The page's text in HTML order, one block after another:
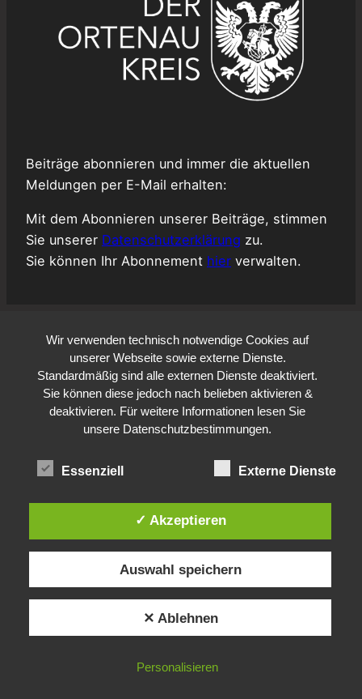
Beiträge abonnieren und immer die aktuellen
Meldungen per E-Mail erhalten:
Mit dem Abonnieren unserer Beiträge, stimmen
Sie unserer Datenschutzerklärung zu.
Sie können Ihr Abonnement hier verwalten.
Wir verwenden technisch notwendige Cookies auf
unserer Webseite sowie externe Dienste.
Standardmäßig sind alle externen Dienste deaktiviert.
Sie können diese jedoch nach belieben aktivieren &
deaktivieren. Für weitere Informationen lesen Sie
unsere Datenschutzbestimmungen.
Essenziell Externe Dienste
✓ Akzeptieren
Auswahl speichern
✕ Ablehnen
Personalisieren